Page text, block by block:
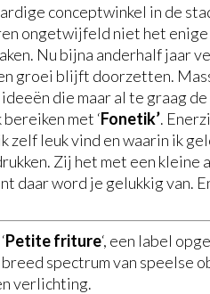
conceptwinkel in de
ongetwijfeld niet het
Nu bijna anderhalf jaar
groei blijft doorzetten.
die maar al te graag de
met ‘Fonetik’.
leuk vind en waarin ik
Zij het met een
daar word je gelukkig van.
Petite friture‘, een label
spectrum van speelse
verlichting.